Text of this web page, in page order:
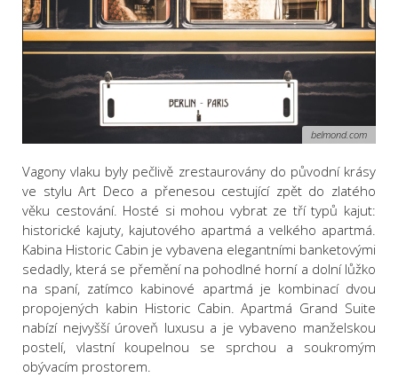
belmond.com
Vagony vlaku byly pečlivě zrestaurovány do původní krásy
ve stylu Art Deco a přenesou cestující zpět do zlatého
věku cestování. Hosté si mohou vybrat ze tří typů kajut:
historické kajuty, kajutového apartmá a velkého apartmá.
Kabina Historic Cabin je vybavena elegantními banketovými
sedadly, která se přemění na pohodlné horní a dolní lůžko
na spaní, zatímco kabinové apartmá je kombinací dvou
propojených kabin Historic Cabin. Apartmá Grand Suite
nabízí nejvyšší úroveň luxusu a je vybaveno manželskou
postelí, vlastní koupelnou se sprchou a soukromým
obývacím prostorem.